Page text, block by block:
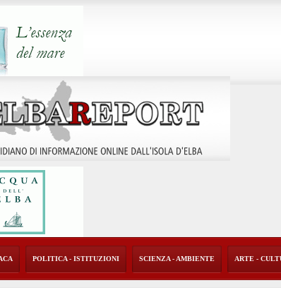
POLITICA - ISTITUZIONI SCIENZA - AMBIENTE ARTE -